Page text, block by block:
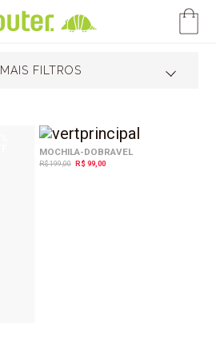
MAIS FILTROS
MOCHILA-DOBRAVEL
R$ 199,00 R$ 99,00